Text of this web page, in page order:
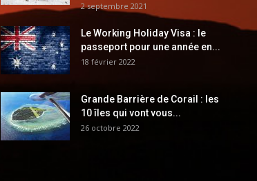
2 septembre 2021
Le Working Holiday Visa : le
passeport pour une année en...
18 février 2022
Grande Barrière de Corail : les
10 îles qui vont vous...
26 octobre 2022